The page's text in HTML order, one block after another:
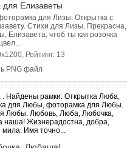
Елизаветы
для Лизы. Открытка с
Стихи для Лизы. Прекрасна,
Елизавета, чтоб ты как розочка
Рейтинг: 13
PNG файл